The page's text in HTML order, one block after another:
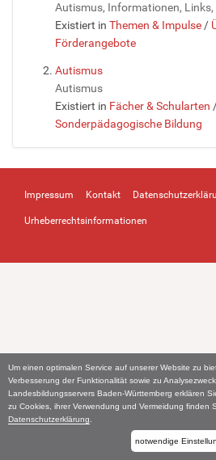
Um einen optimalen Service auf unserer Website zu
Verbesserung der Funktionalität sowie zu
Landesbildungsservers Baden-Württemberg erklären
zu Cookies, ihrer Verwendung und Vermeidung finden
Datenschutzerklärung
notwendige
Autismus, Informationen,
Existiert in Themen & Impulse /
Förderangebote
Autismus
Autismus
Existiert in Fächer & Schularten
Sonderpädagogische Bildung
Impressum Kontakt
Urheberrechtsinformationen